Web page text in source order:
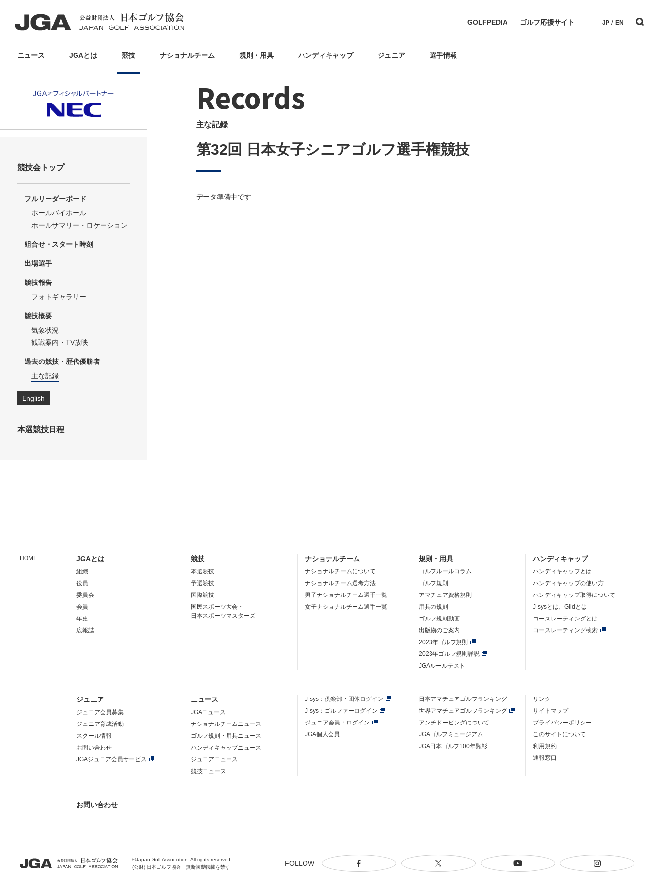
GOLFPEDIA ゴルフ応援サイト JP / EN
ニュース JGAとは 競技 ナショナルチーム 規則・用具 ハンディキャップ ジュニア 選手情報
Records
主な記録
第32回 日本女子シニアゴルフ選手権競技
データ準備中です
競技会トップ
フルリーダーボード
ホールバイホール
ホールサマリー・ロケーション
組合せ・スタート時刻
出場選手
競技報告
フォトギャラリー
競技概要
気象状況
観戦案内・TV放映
過去の競技・歴代優勝者
主な記録
English
本選競技日程
HOME JGAとは
組織
役員
委員会
会員
年史
広報誌
競技
本選競技
予選競技
国際競技
国民スポーツ大会・
日本スポーツマスターズ
ナショナルチーム
ナショナルチームについて
ナショナルチーム選考方法
男子ナショナルチーム選手一覧
女子ナショナルチーム選手一覧
規則・用具
ゴルフルールコラム
ゴルフ規則
アマチュア資格規則
用具の規則
ゴルフ規則動画
出版物のご案内
2023年ゴルフ規則
2023年ゴルフ規則詳説
JGAルールテスト
ハンディキャップ
ハンディキャップとは
ハンディキャップの使い方
ハンディキャップ取得について
J-sysとは、Glidとは
コースレーティングとは
コースレーティング検索
ジュニア
ジュニア会員募集
ジュニア育成活動
スクール情報
お問い合わせ
JGAジュニア会員サービス
ニュース
JGAニュース
ナショナルチームニュース
ゴルフ規則・用具ニュース
ハンディキャップニュース
ジュニアニュース
競技ニュース
J-sys： 倶楽部・団体ログイン
J-sys：ゴルファーログイン
ジュニア会員：ログイン
JGA個人会員
日本アマチュアゴルフランキング
世界アマチュアゴルフランキング
アンチドーピングについて
JGAゴルフミュージアム
JGA日本ゴルフ100年顕彰
リンク
サイトマップ
プライバシーポリシー
このサイトについて
利用規約
通報窓口
お問い合わせ
FOLLOW
©Japan Golf Association. All rights reserved.
(公財) 日本ゴルフ協会 無断複製転載を禁ず